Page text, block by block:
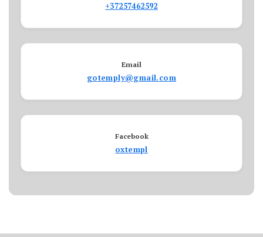
+37257462592
Email
gotemply@gmail.com
Facebook
oxtempl